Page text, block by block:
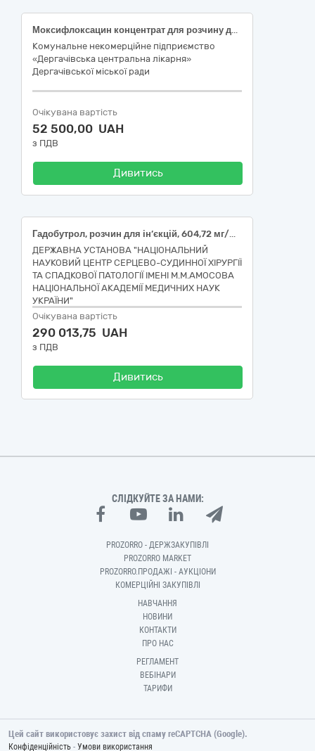
Моксифлоксацин концентрат для розчину для інфузій 20 мг/мл 20 мл флакон
Комунальне некомерційне підприємство
«Дергачівська центральна лікарня»
Дергачівської міської ради
Очікувана вартість
52 500,00 UAH
з ПДВ
Дивитись
Гадобутрол, розчин для ін’єкцій, 604,72 мг/мл, по 10 мл
ДЕРЖАВНА УСТАНОВА "НАЦІОНАЛЬНИЙ
НАУКОВИЙ ЦЕНТР СЕРЦЕВО-СУДИННОЇ ХІРУРГІЇ
ТА СПАДКОВОЇ ПАТОЛОГІЇ ІМЕНІ М.М.АМОСОВА
НАЦІОНАЛЬНОЇ АКАДЕМІЇ МЕДИЧНИХ НАУК
УКРАЇНИ"
Очікувана вартість
290 013,75 UAH
з ПДВ
Дивитись
СЛІДКУЙТЕ ЗА НАМИ:
PROZORRO - ДЕРЖЗАКУПІВЛІ
PROZORRO MARKET
PROZORRO.ПРОДАЖІ - АУКЦІОНИ
КОМЕРЦІЙНІ ЗАКУПІВЛІ
НАВЧАННЯ
НОВИНИ
КОНТАКТИ
ПРО НАС
РЕГЛАМЕНТ
ВЕБІНАРИ
ТАРИФИ
Цей сайт використовує захист від спаму reCAPTCHA (Google).
Конфіденційність - Умови використання